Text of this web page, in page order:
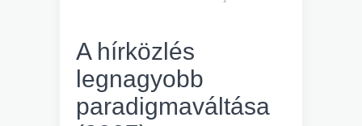
A hírközlés
legnagyobb
paradigmaváltása